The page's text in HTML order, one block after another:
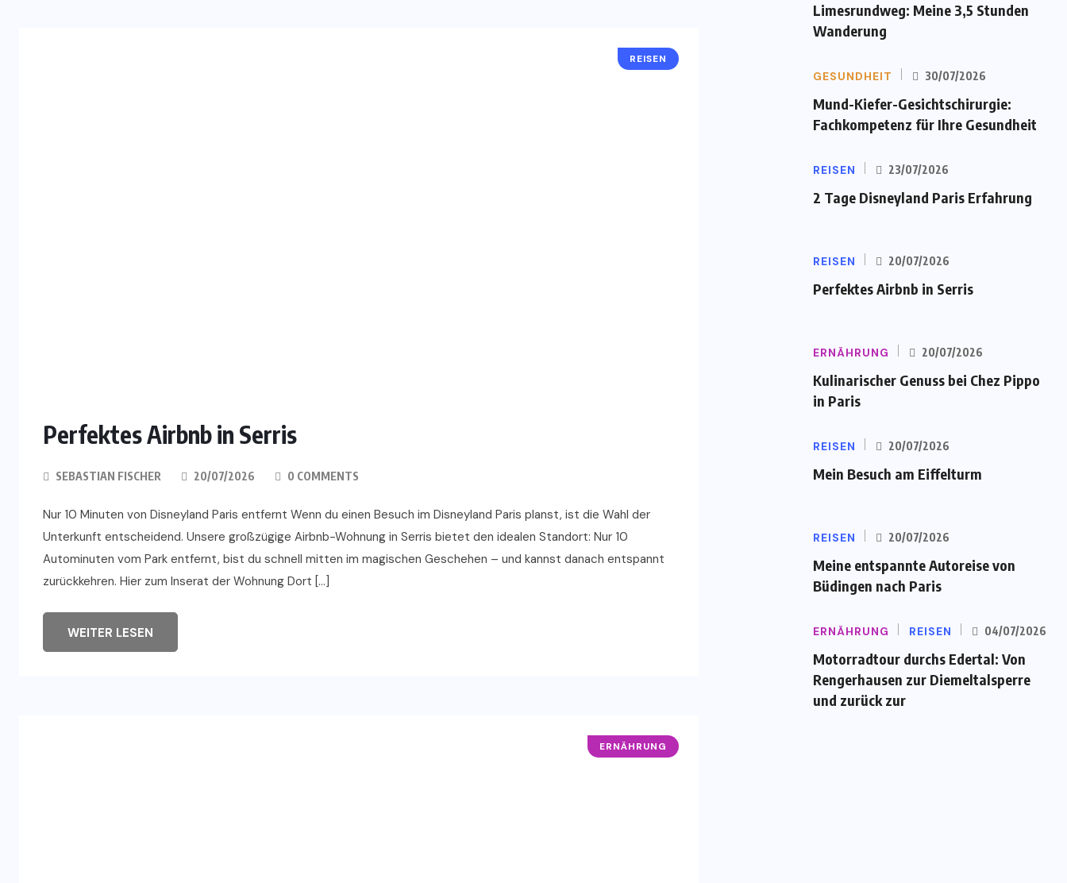
REISEN
Perfektes Airbnb in Serris
SEBASTIAN FISCHER 20/07/2026 0 COMMENTS
Nur 10 Minuten von Disneyland Paris entfernt Wenn du einen Besuch im Disneyland Paris planst, ist die Wahl der
Unterkunft entscheidend. Unsere großzügige Airbnb-Wohnung in Serris bietet den idealen Standort: Nur 10
Autominuten vom Park entfernt, bist du schnell mitten im magischen Geschehen – und kannst danach entspannt
zurückkehren. Hier zum Inserat der Wohnung Dort […]
WEITER LESEN
ERNÄHRUNG
Limesrundweg: Meine 3,5 Stunden
Wanderung
GESUNDHEIT 30/07/2026
Mund-Kiefer-Gesichtschirurgie:
Fachkompetenz für Ihre Gesundheit
REISEN 23/07/2026
2 Tage Disneyland Paris Erfahrung
REISEN 20/07/2026
Perfektes Airbnb in Serris
ERNÄHRUNG 20/07/2026
Kulinarischer Genuss bei Chez Pippo
in Paris
REISEN 20/07/2026
Mein Besuch am Eiffelturm
REISEN 20/07/2026
Meine entspannte Autoreise von
Büdingen nach Paris
ERNÄHRUNG REISEN 04/07/2026
Motorradtour durchs Edertal: Von
Rengerhausen zur Diemeltalsperre
und zurück zur